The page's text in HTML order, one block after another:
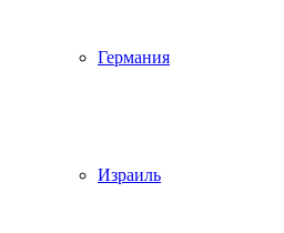
Германия
Израиль